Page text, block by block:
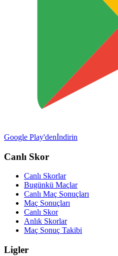
Google Play'denİndirin
Canlı Skor
Canlı Skorlar
Bugünkü Maçlar
Canlı Maç Sonuçları
Maç Sonuçları
Canlı Skor
Anlık Skorlar
Maç Sonuç Takibi
Ligler